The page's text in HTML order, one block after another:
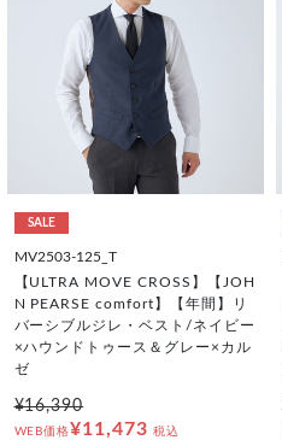
SALE
MV2503-125_T
【ULTRA MOVE CROSS】【JOH
N PEARSE comfort】【年間】リ
バーシブルジレ・ベスト/ネイビー
×ハウンドトゥース＆グレー×カル
ゼ
¥16,390
WEB価格¥11,473 税込